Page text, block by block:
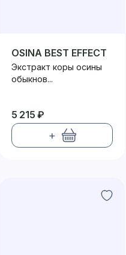
OSINA BEST EFFECT
Экстракт коры осины
обыкнов...
5 215 ₽
+